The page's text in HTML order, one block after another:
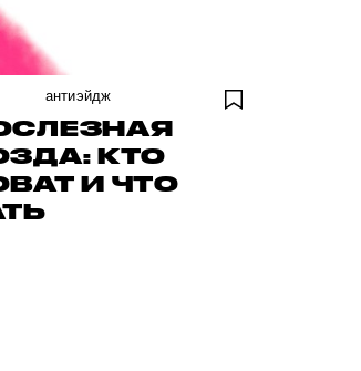
антиэйдж
КТО
И ЧТО